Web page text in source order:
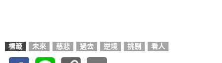
標籤 未來 慈悲 過去 逆境 挑剔 看人